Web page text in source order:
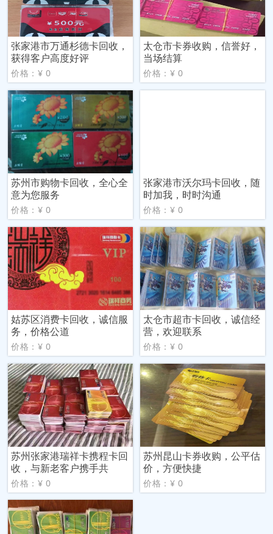
张家港市万通杉德卡回收，
获得客户高度好评
价格：¥ 0
太仓市卡券收购，信誉好，
当场结算
价格：¥ 0
苏州市购物卡回收，全心全
意为您服务
价格：¥ 0
张家港市沃尔玛卡回收，随
时加我，时时沟通
价格：¥ 0
姑苏区消费卡回收，诚信服
务，价格公道
价格：¥ 0
太仓市超市卡回收，诚信经
营，欢迎联系
价格：¥ 0
苏州张家港瑞祥卡携程卡回
收，与新老客户携手共
价格：¥ 0
苏州昆山卡券收购，公平估
价，方便快捷
价格：¥ 0